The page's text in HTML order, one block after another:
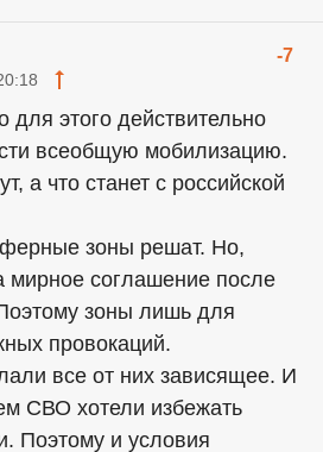
-7
для этого действительно
всеобщую мобилизацию.
а что станет с российской
зоны решат. Но,
мирное соглашение после
зоны лишь для
провокаций.
все от них зависящее. И
СВО хотели избежать
Поэтому и условия